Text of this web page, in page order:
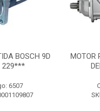
BOSCH 9D
229***
6507
MOTOR